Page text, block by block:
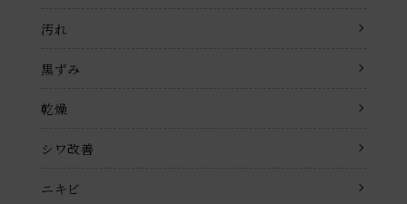
汚れ
黒ずみ
乾燥
シワ改善
ニキビ